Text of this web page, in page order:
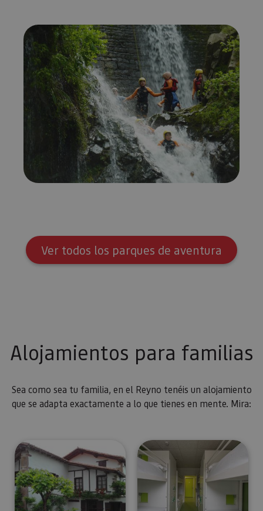
Ver todos los parques de aventura
Alojamientos para familias
Sea como sea tu familia, en el Reyno tenéis un alojamiento
que se adapta exactamente a lo que tienes en mente. Mira: